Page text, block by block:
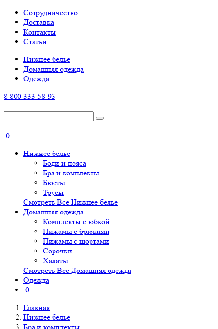
Cотрудничество
Доставка
Контакты
Статьи
Нижнее белье
Домашняя одежда
Одежда
8 800 333-58-93
0
Нижнее белье
Боди и пояса
Бра и комплекты
Бюсты
Трусы
Смотреть Все Нижнее белье
Домашняя одежда
Комплекты с юбкой
Пижамы с брюками
Пижамы с шортами
Сорочки
Халаты
Смотреть Все Домашняя одежда
Одежда
0
Главная
Нижнее белье
Бра и комплекты